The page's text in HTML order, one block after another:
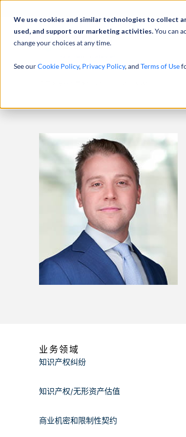
We use cookies and similar technologies to collect
used, and support our marketing activities.You can
change your choices at any time.
See ourCookie Policy, Privacy Policy, and Terms of Use
业务领域
知识产权纠纷
知识产权/无形资产估值
商业机密和限制性契约